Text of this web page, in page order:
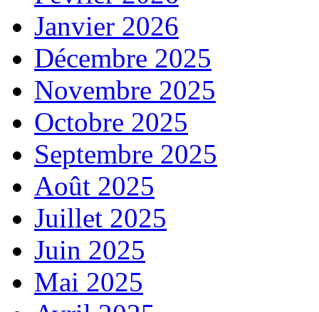
Janvier 2026
Décembre 2025
Novembre 2025
Octobre 2025
Septembre 2025
Août 2025
Juillet 2025
Juin 2025
Mai 2025